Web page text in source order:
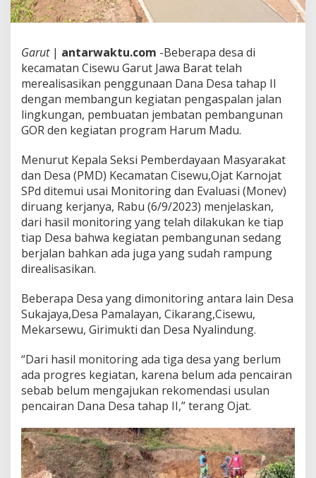
Garut| antarwaktu.com -Beberapa desa di
kecamatan Cisewu Garut Jawa Barat telah
merealisasikan penggunaan Dana Desa tahap II
dengan membangun kegiatan pengaspalan jalan
lingkungan, pembuatan jembatan pembangunan
GOR den kegiatan program Harum Madu.
Menurut Kepala Seksi Pemberdayaan Masyarakat
dan Desa (PMD) Kecamatan Cisewu,Ojat Karnojat
SPd ditemui usai Monitoring dan Evaluasi (Monev)
diruang kerjanya, Rabu (6/9/2023) menjelaskan,
dari hasil monitoring yang telah dilakukan ke tiap
tiap Desa bahwa kegiatan pembangunan sedang
berjalan bahkan ada juga yang sudah rampung
direalisasikan.
Beberapa Desa yang dimonitoring antara lain Desa
Sukajaya,Desa Pamalayan, Cikarang,Cisewu,
Mekarsewu, Girimukti dan Desa Nyalindung.
“Dari hasil monitoring ada tiga desa yang berlum
ada progres kegiatan, karena belum ada pencairan
sebab belum mengajukan rekomendasi usulan
pencairan Dana Desa tahap II,” terang Ojat.